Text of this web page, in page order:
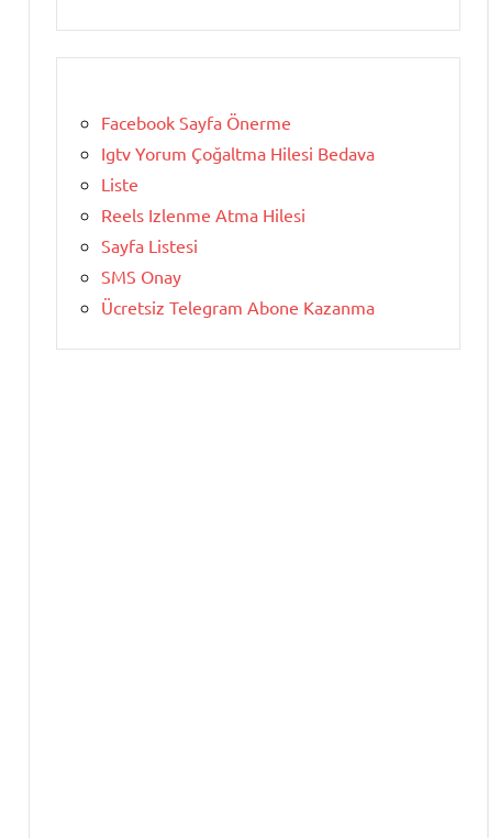
Facebook Sayfa Önerme
Igtv Yorum Çoğaltma Hilesi Bedava
Liste
Reels Izlenme Atma Hilesi
Sayfa Listesi
SMS Onay
Ücretsiz Telegram Abone Kazanma